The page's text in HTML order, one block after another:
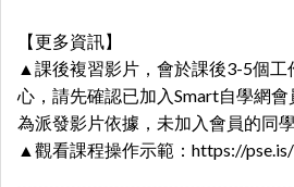
【更多資訊】
▲課後複習影片，會於課後3-5個工
心，請先確認已加入Smart自學網
為派發影片依據，未加入會員的同
▲觀看課程操作示範： https://